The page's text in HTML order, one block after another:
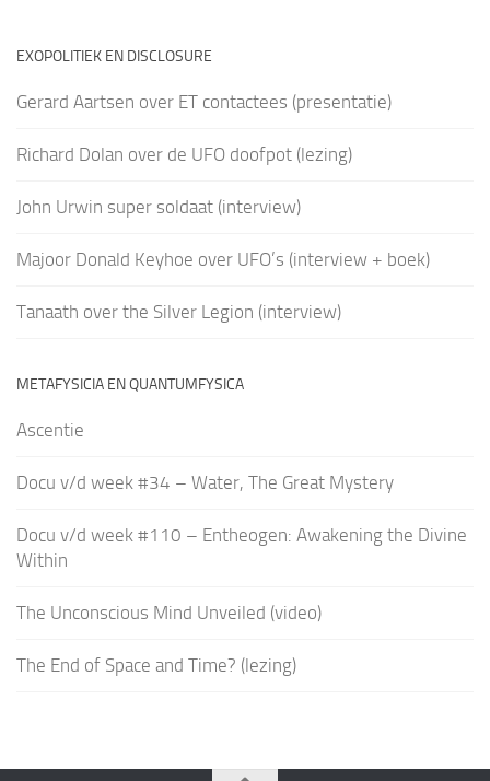
EXOPOLITIEK EN DISCLOSURE
Gerard Aartsen over ET contactees (presentatie)
Richard Dolan over de UFO doofpot (lezing)
John Urwin super soldaat (interview)
Majoor Donald Keyhoe over UFO’s (interview + boek)
Tanaath over the Silver Legion (interview)
METAFYSICIA EN QUANTUMFYSICA
Ascentie
Docu v/d week #34 – Water, The Great Mystery
Docu v/d week #110 – Entheogen: Awakening the Divine
Within
The Unconscious Mind Unveiled (video)
The End of Space and Time? (lezing)